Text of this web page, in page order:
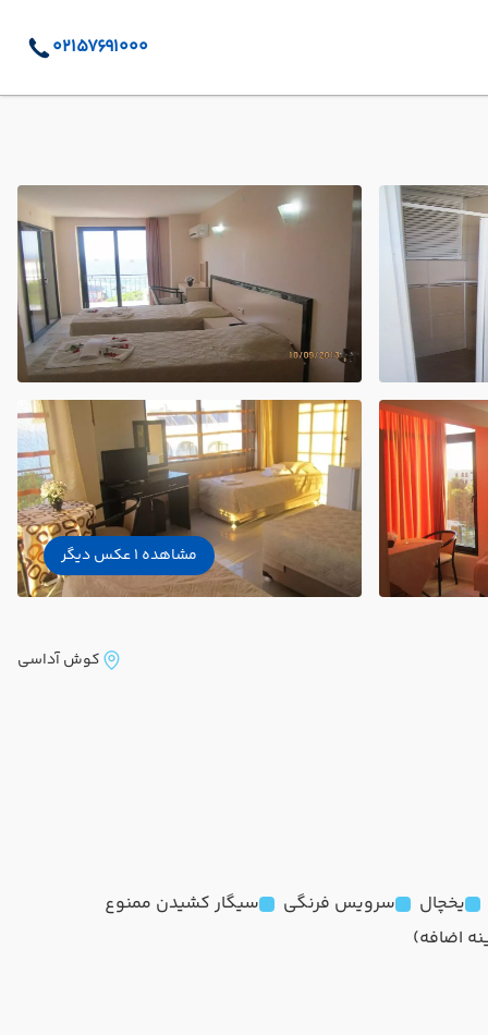
02157691000
مشاهده 1 عکس دیگر
کوش آداسی
یخچال سرویس فرنگی
سیگار کشیدن ممنوع
اضافه)